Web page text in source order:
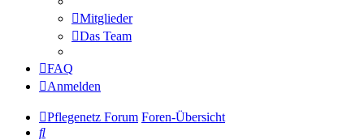
Mitglieder
Das Team
FAQ
Anmelden
Pflegenetz Forum Foren-Übersicht
Suche